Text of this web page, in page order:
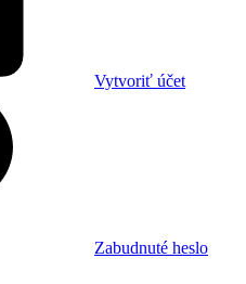
Vytvoriť účet
Zabudnuté heslo